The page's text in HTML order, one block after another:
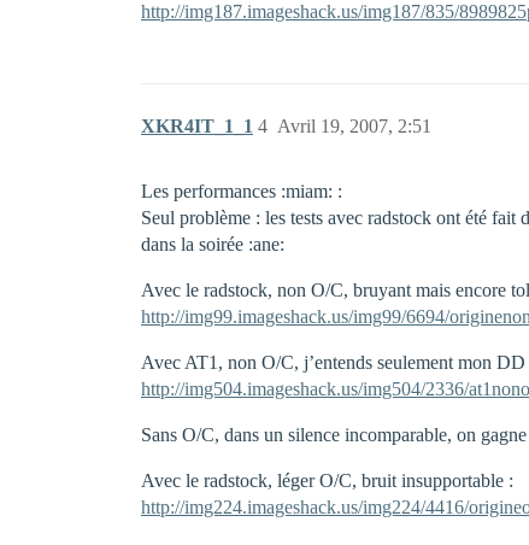
http://img187.imageshack.us/img187/835/
XKR4IT_1_1 Avril 19, 2007, 2:51
4
Les performances :miam: :
Seul problème : les tests avec radstock ont été fait
dans la soirée :ane:
Avec le radstock, non O/C, bruyant mais encore
http://img99.imageshack.us/img99/6694/
Avec AT1, non O/C, j’entends seulement mon DD
http://img504.imageshack.us/img504/2336/
Sans O/C, dans un silence incomparable, on
Avec le radstock, léger O/C, bruit insupportable :
http://img224.imageshack.us/img224/4416/